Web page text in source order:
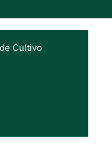
Cultivo